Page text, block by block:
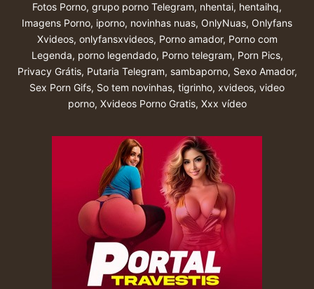
Fotos Porno, grupo porno Telegram, nhentai, hentaihq,
Imagens Porno, iporno, novinhas nuas, OnlyNuas, Onlyfans
Xvideos, onlyfansxvideos, Porno amador, Porno com
Legenda, porno legendado, Porno telegram, Porn Pics,
Privacy Grátis, Putaria Telegram, sambaporno, Sexo Amador,
Sex Porn Gifs, So tem novinhas, tigrinho, xvideos, video
porno, Xvideos Porno Gratis, Xxx vídeo